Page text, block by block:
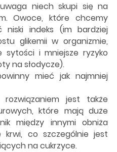
niech skupi się na
Owoce, które chcemy
niski indeks (im bardziej
glikemii w organizmie,
sytości i mniejsze ryzyko
na słodycze).
mieć jak najmniej
jest także
które mają duże
między innymi obniża
krwi, co szczególnie jest
na cukrzyce.